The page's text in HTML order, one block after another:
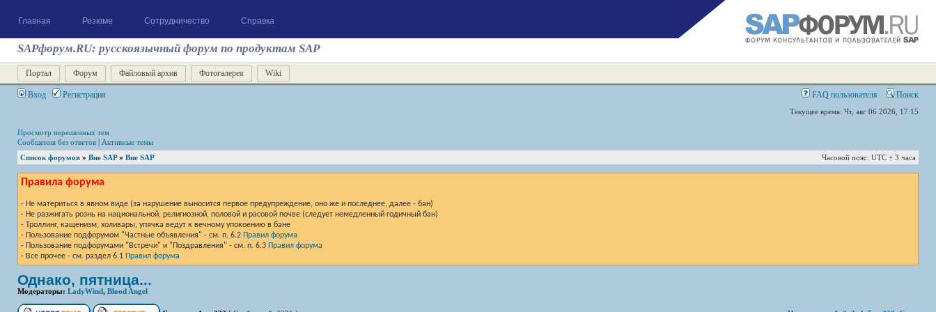
Главная Резюме Сотрудничество Справка
SAPфорум.RU: русскоязычный форум по продуктам SAP
Портал Форум Файловый архив Фотогалерея Wiki
Вход Регистрация FAQ пользователя Поиск
Текущее время: Чт, авг 06 2026, 17:15
Просмотр нерешенных тем
Сообщения без ответов | Активные темы
Список форумов » Вне SAP» Вне SAP Часовой пояс: UTC + 3 часа
Правила форума
- Не материться в явном виде (за нарушение выносится первое предупреждение, оно же и последнее, далее - бан)
- Не разжигать рознь на национальной, религиозной, половой и расовой почве (следует немедленный годичный бан)
- Троллинг, кащенизм, холивары, упячка ведут к вечному упокоению в бане
- Пользование подфорумом "Частные объявления" - см. п. 6.2 Правил форума
- Пользование подфорумами "Встречи" и "Поздравления" - см. п. 6.3 Правил форума
- Все прочее - см. раздел 6.1 Правил форума
Однако, пятница...
Модераторы: LadyWind, Blood Angel